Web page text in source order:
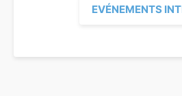
EVÉNEMENTS